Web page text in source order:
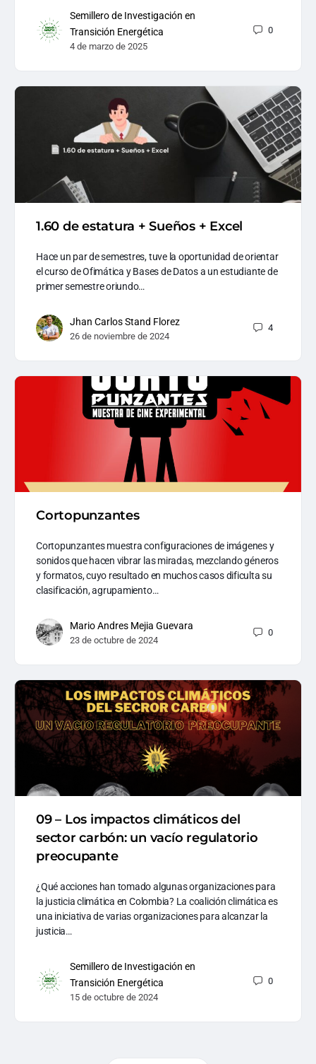
Semillero de Investigación en
Transición Energética
4 de marzo de 2025
0
1.60 de estatura + Sueños + Excel
Hace un par de semestres, tuve la oportunidad de orientar
el curso de Ofimática y Bases de Datos a un estudiante de
primer semestre oriundo…
Jhan Carlos Stand Florez
26 de noviembre de 2024
4
Cortopunzantes
Cortopunzantes muestra configuraciones de imágenes y
sonidos que hacen vibrar las miradas, mezclando géneros
y formatos, cuyo resultado en muchos casos dificulta su
clasificación, agrupamiento…
Mario Andres Mejia Guevara
23 de octubre de 2024
0
09 – Los impactos climáticos del
sector carbón: un vacío regulatorio
preocupante
¿Qué acciones han tomado algunas organizaciones para
la justicia climática en Colombia? La coalición climática es
una iniciativa de varias organizaciones para alcanzar la
justicia…
Semillero de Investigación en
Transición Energética
15 de octubre de 2024
0